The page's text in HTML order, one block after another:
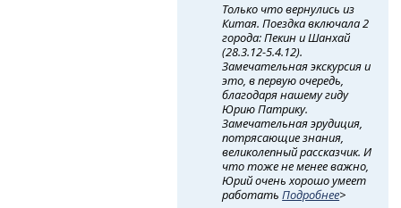
Только что вернулись из
Китая. Поездка включала 2
города: Пекин и Шанхай
(28.3.12-5.4.12).
Замечательная экскурсия и
это, в первую очередь,
благодаря нашему гиду
Юрию Патрику.
Замечательная эрудиция,
потрясающие знания,
великолепный рассказчик. И
что тоже не менее важно,
Юрий очень хорошо умеет
работатьПодробнее>